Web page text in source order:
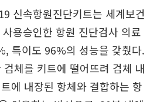
신속항원진단키트는 세계보건
용승인한 항원 진단검사 의료
특이도 96%의 성능을 갖췄다.
체를 키트에 떨어뜨려 검체 내
에 내장된 항체와 결합하는 항